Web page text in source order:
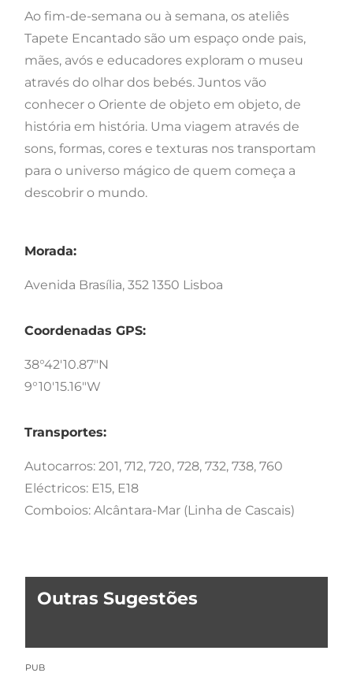
Ao fim-de-semana ou à semana, os ateliês
Tapete Encantado são um espaço onde pais,
mães, avós e educadores exploram o museu
através do olhar dos bebés. Juntos vão
conhecer o Oriente de objeto em objeto, de
história em história. Uma viagem através de
sons, formas, cores e texturas nos transportam
para o universo mágico de quem começa a
descobrir o mundo.
Morada:
Avenida Brasília, 352 1350 Lisboa
Coordenadas GPS:
38°42'10.87"N
9°10'15.16"W
Transportes:
Autocarros: 201, 712, 720, 728, 732, 738, 760
Eléctricos: E15, E18
Comboios: Alcântara-Mar (Linha de Cascais)
Outras Sugestões
PUB